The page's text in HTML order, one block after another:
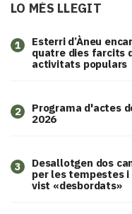
LO MÉS LLEGIT
1
Esterri d’Àneu
quatre dies farcits
activitats populars
2
Programa d'actes
2026
3
​Desallotgen dos
per les tempestes
vist «desbordats»